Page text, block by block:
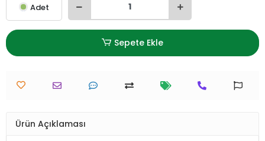
Adet
Sepete Ekle
Ürün Açıklaması